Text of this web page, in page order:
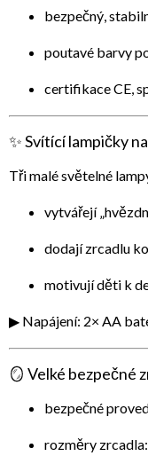
bezpečný,
poutavé barvy
certifikaceCE,
✨ Svítící lampičky
Tři malé světelné
vytvářejí
dodají zrcadlu
motivují děti k
▶ Napájení: 2× AA
🪞 Velké bezpečné
bezpečné
rozměry zrcadla: